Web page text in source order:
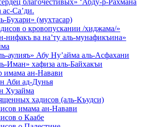
благочестивых» ‘Абду-р-Рахмана
Са’ди.
Бухари» (мухтасар)
о кровопускании /хиджама/»
нифакъ ва на’ту аль-мунафикъина»
аулияъ» Абу Ну’айма аль-Асфахани
Иман» хафиза аль-Байхакъи
имама ан-Навави
Аби ад-Дунья
Хузайма
хадисов (аль-Къудси)
имама ан-Навави
о Каабе